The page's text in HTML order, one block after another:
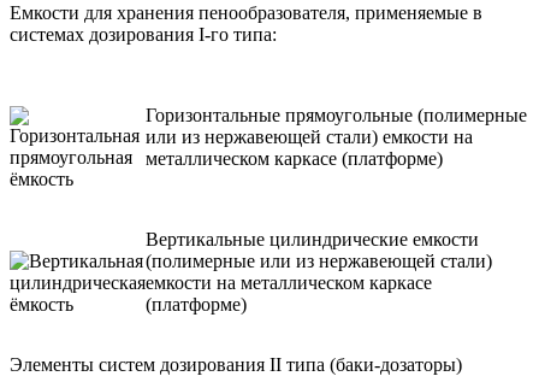
Емкости для хранения пенообразователя, применяемые в
системах дозирования I-го типа:
Горизонтальные прямоугольные (полимерные
или из нержавеющей стали) емкости на
металлическом каркасе (платформе)
Вертикальные цилиндрические емкости
(полимерные или из нержавеющей стали)
емкости на металлическом каркасе
(платформе)
Элементы систем дозирования II типа (баки-дозаторы)